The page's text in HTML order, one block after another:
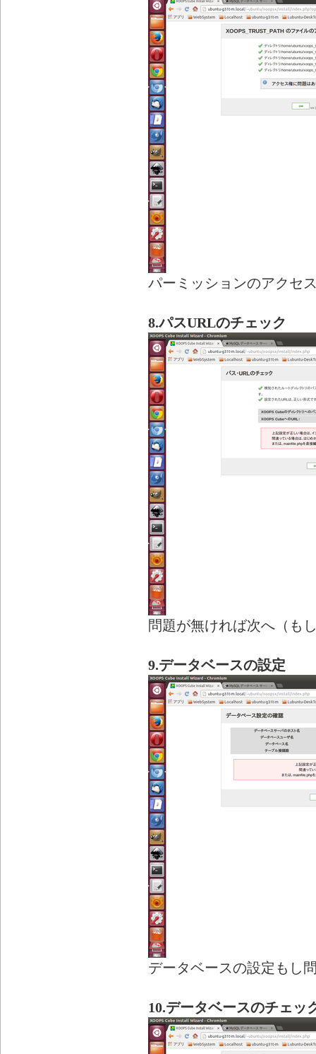
パーミッションのアクセ
8.パスURLのチェック
問題が無ければ次へ（も
9.データベースの設定
データベースの設定もし
10.データベースのチェッ